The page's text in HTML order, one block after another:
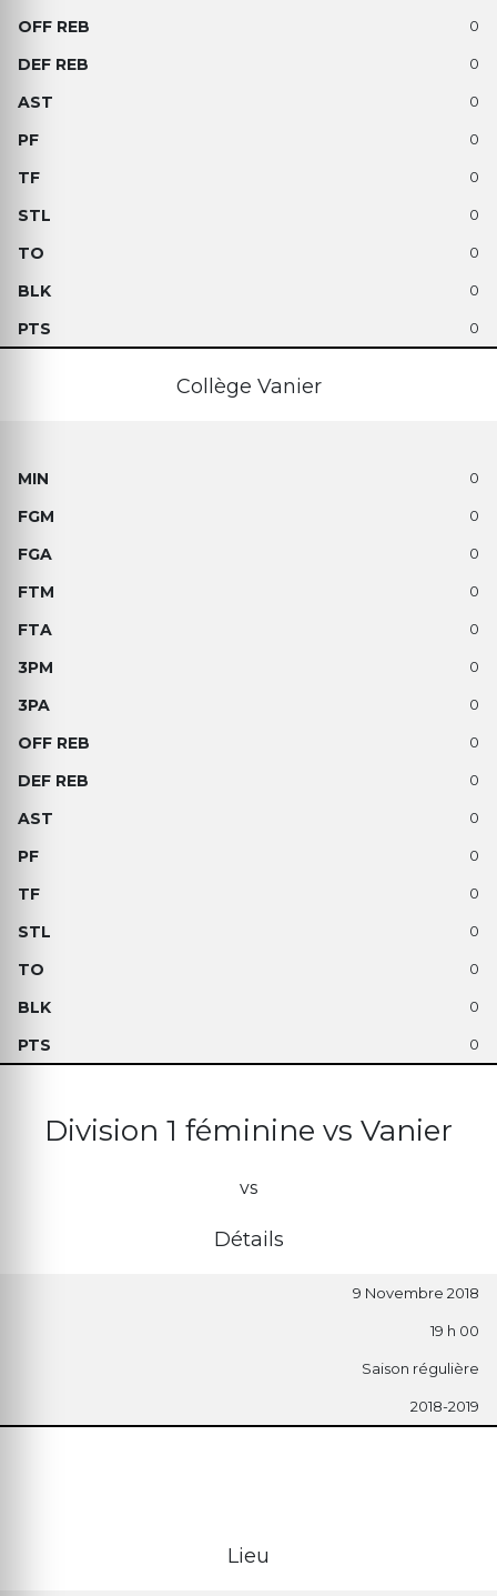
0
0
0
0
0
0
0
0
0
Collège Vanier
0
0
0
0
0
0
0
0
0
0
0
0
0
0
0
0
Division 1 féminine vs Vanier
vs
Détails
9 Novembre 2018
19 h 00
Saison régulière
2018-2019
Lieu